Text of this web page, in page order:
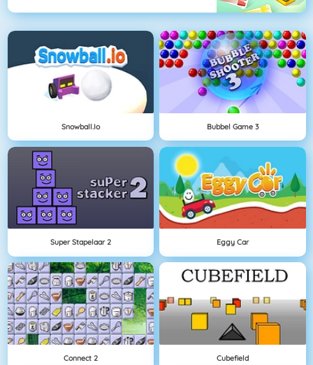
Snowball.io Bubbel Game 3
Super Stapelaar 2 Eggy Car
Connect 2 Cubefield